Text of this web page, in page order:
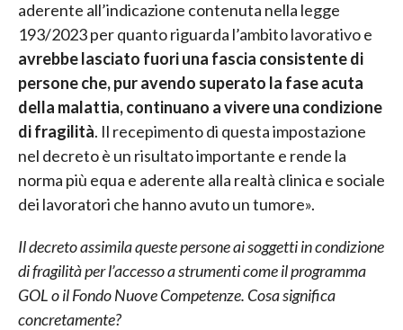
aderente all’indicazione contenuta nella legge
193/2023 per quanto riguarda l’ambito lavorativo e
avrebbe lasciato fuori una fascia consistente di
persone che, pur avendo superato la fase acuta
della malattia, continuano a vivere una condizione
di fragilità. Il recepimento di questa impostazione
nel decreto è un risultato importante e rende la
norma più equa e aderente alla realtà clinica e sociale
dei lavoratori che hanno avuto un tumore».
Il decreto assimila queste persone ai soggetti in condizione
di fragilità per l’accesso a strumenti come il programma
GOL o il Fondo Nuove Competenze. Cosa significa
concretamente?